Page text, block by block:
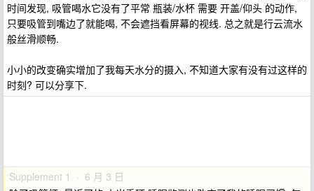
时间发现, 吸管喝水它没有了平常 瓶装/水杯 需要 开盖/仰头 的动作,
只要吸管到嘴边了就能喝, 不会遮挡看屏幕的视线. 总之就是行云流水
般丝滑顺畅.
小小的改变确实增加了我每天水分的摄入, 不知道大家有没有过这样的
时刻? 可以分享下.
Supplement 1 · 6 月 3 日